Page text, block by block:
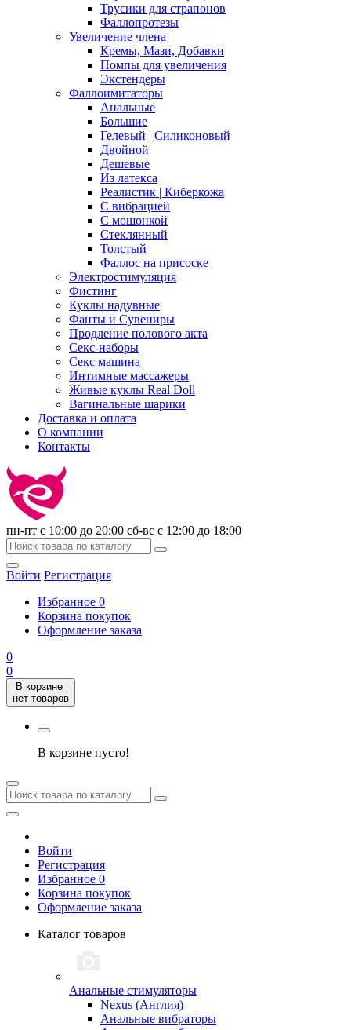
Трусики для страпонов
Фаллопротезы
Увеличение члена
Кремы, Мази, Добавки
Помпы для увеличения
Экстендеры
Фаллоимитаторы
Анальные
Большие
Гелевый | Силиконовый
Двойной
Дешевые
Из латекса
Реалистик | Киберкожа
С вибрацией
С мошонкой
Стеклянный
Толстый
Фаллос на присоске
Электростимуляция
Фистинг
Куклы надувные
Фанты и Сувениры
Продление полового акта
Секс-наборы
Секс машина
Интимные массажеры
Живые куклы Real Doll
Вагинальные шарики
Доставка и оплата
О компании
Контакты
пн-пт с 10:00 до 20:00 сб-вс с 12:00 до 18:00
Войти Регистрация
Избранное 0
Корзина покупок
Оформление заказа
0
0
В корзине
нет товаров
В корзине пусто!
Войти
Регистрация
Избранное 0
Корзина покупок
Оформление заказа
Каталог товаров
Анальные стимуляторы
Nexus (Англия)
Анальные вибраторы